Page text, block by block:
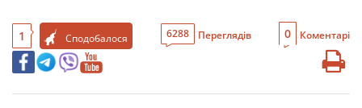
1 Сподобалося 6288 Переглядів 0 Коментарі